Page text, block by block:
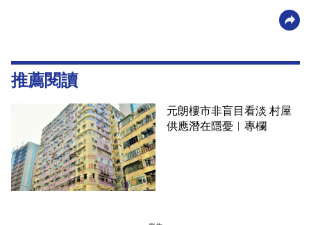
推薦閱讀
元朗樓市非盲目看淡 村屋
供應潛在隱憂︳專欄